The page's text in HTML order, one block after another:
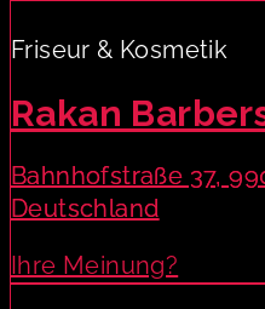
Friseur & Kosmetik
Rakan
Bahnhofstraße 37,
Deutschland
Ihre Meinung?